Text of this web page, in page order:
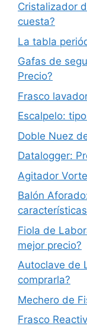
Cristalizador
cuesta?
La tabla
Gafas de
Precio?
Frasco
Escalpelo:
Doble Nuez
Datalogger:
Agitador
Balón
características
Fiola de
mejor precio?
Autoclave de
comprarla?
Mechero de
Frasco